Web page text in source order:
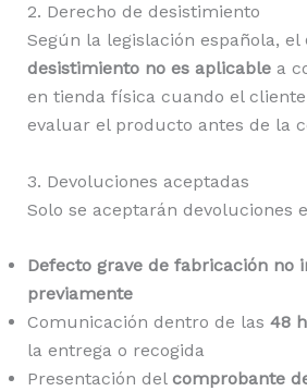
2. Derecho de desistimiento
Según la legislación española, el
desistimiento no es aplicablea
en tienda física cuando el
evaluar el producto antes de la
3. Devoluciones aceptadas
Solo se aceptarán devoluciones
Defecto grave de fabricación no
previamente
Comunicación dentro de las 48
la entrega o recogida
Presentación del comprobante